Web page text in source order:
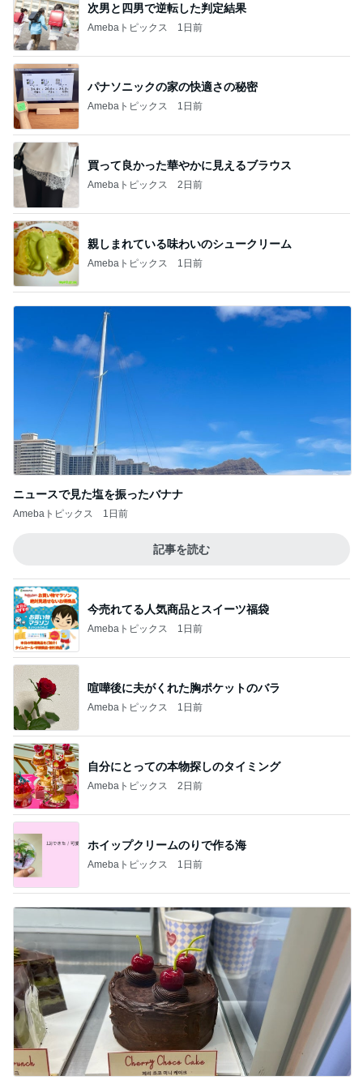
次男と四男で逆転した判定結果
Amebaトピックス 1日前
パナソニックの家の快適さの秘密
Amebaトピックス 1日前
買って良かった華やかに見えるブラウス
Amebaトピックス 2日前
親しまれている味わいのシュークリーム
Amebaトピックス 1日前
ニュースで見た塩を振ったバナナ
Amebaトピックス 1日前
記事を読む
今売れてる人気商品とスイーツ福袋
Amebaトピックス 1日前
喧嘩後に夫がくれた胸ポケットのバラ
Amebaトピックス 1日前
自分にとっての本物探しのタイミング
Amebaトピックス 2日前
ホイップクリームのりで作る海
Amebaトピックス 1日前